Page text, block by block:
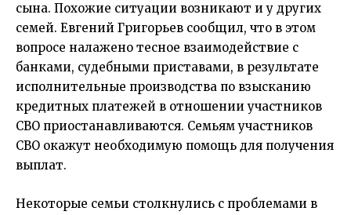
сына. Похожие ситуации возникают и у других
семей. Евгений Григорьев сообщил, что в этом
вопросе налажено тесное взаимодействие с
банками, судебными приставами, в результате
исполнительные производства по взысканию
кредитных платежей в отношении участников
СВО приостанавливаются. Семьям участников
СВО окажут необходимую помощь для получения
выплат.
Некоторые семьи столкнулись с проблемами в